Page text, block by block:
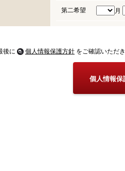
第二希望 月
後に 個人情報保護方針 をご確認いただ
個人情報保